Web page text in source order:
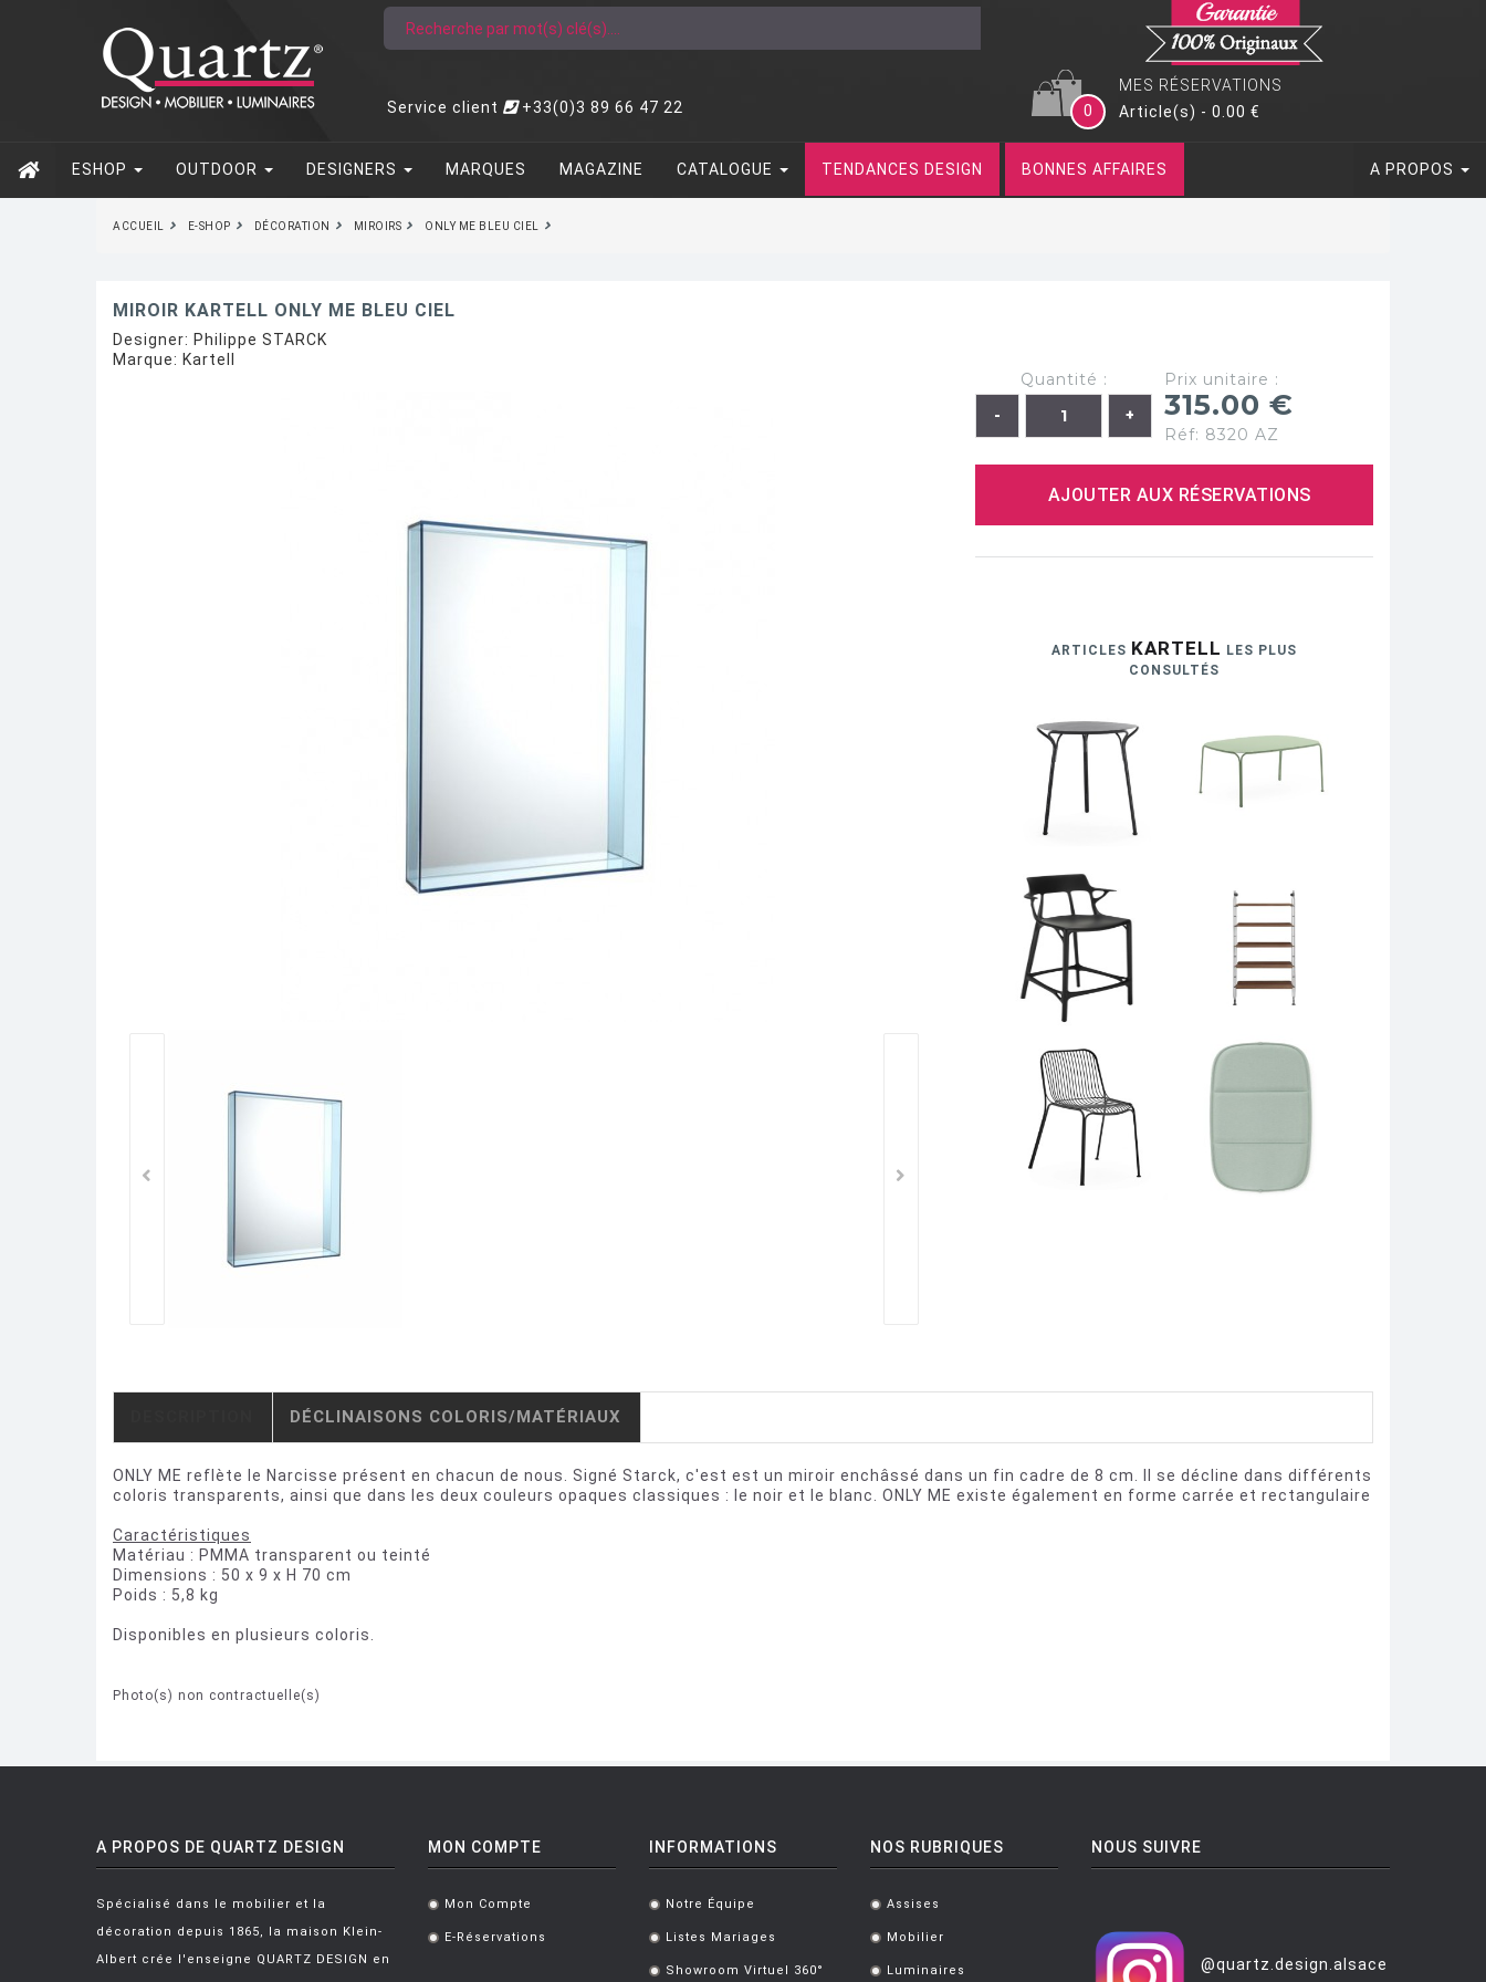
Service client +33(0)3 89 66 47 22
MES RÉSERVATIONS
0
Article(s) - 0.00 €
ESHOP OUTDOOR DESIGNERS MARQUES MAGAZINE CATALOGUE TENDANCES DESIGN BONNES AFFAIRES A PROPOS
ACCUEIL E-SHOP DÉCORATION MIROIRS ONLY ME BLEU CIEL
MIROIR KARTELL ONLY ME BLEU CIEL
Designer: Philippe STARCK
Marque: Kartell
Quantité : Prix unitaire :
315.00 €
Réf: 8320 AZ
AJOUTER AUX RÉSERVATIONS
ARTICLES KARTELL LES PLUS
CONSULTÉS
DÉCLINAISONS COLORIS/MATÉRIAUX
ONLY ME reflète le Narcisse présent en chacun de nous. Signé Starck, c'est est un miroir enchâssé dans un fin cadre de 8 cm. Il se décline dans différents
coloris transparents, ainsi que dans les deux couleurs opaques classiques : le noir et le blanc. ONLY ME existe également en forme carrée et rectangulaire
Caractéristiques
Matériau : PMMA transparent ou teinté
Dimensions : 50 x 9 x H 70 cm
Poids : 5,8 kg
Disponibles en plusieurs coloris.
Photo(s) non contractuelle(s)
A PROPOS DE QUARTZ DESIGN
Spécialisé dans le mobilier et la
décoration depuis 1865, la maison Klein-
Albert crée l'enseigne QUARTZ DESIGN en
MON COMPTE
. Mon Compte
. E-Réservations
INFORMATIONS
. Notre Équipe
. Listes Mariages
. Showroom Virtuel 360°
NOS RUBRIQUES
. Assises
. Mobilier
. Luminaires
NOUS SUIVRE
@quartz.design.alsace